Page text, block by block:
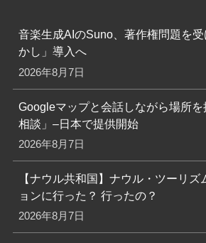
音楽生成AIのSuno、著作権問題を
かし」導入へ
2026年8月7日
Googleマップと会話しながら場所
相談」–日本で提供開始
2026年8月7日
【ナウル共和国】ナウル・ツーリ
ョンに行った？ 行ったの？
2026年8月7日